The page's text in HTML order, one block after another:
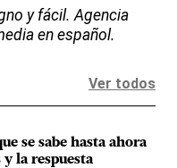
y fácil. Agencia
en español.
Ver todos
se sabe hasta ahora
la respuesta